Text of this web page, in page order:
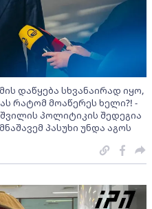
დაწყება სხვანაირად იყო,
რატომ მოაწერეს ხელი?! -
პოლიტიკის შედეგია
პასუხი უნდა აგოს